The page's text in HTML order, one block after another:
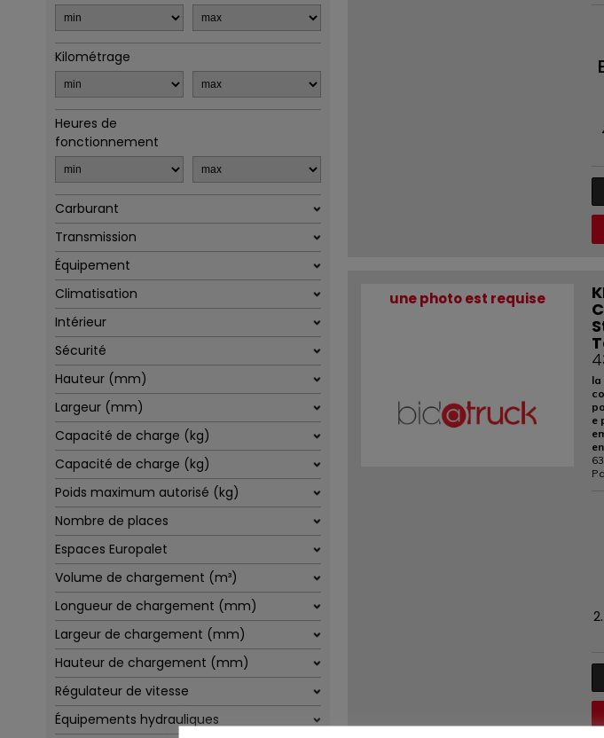
Kilométrage
Heures de
fonctionnement
Carburant
Transmission
Équipement
Climatisation
Intérieur
Sécurité
Hauteur (mm)
Largeur (mm)
Capacité de charge (kg)
Capacité de charge (kg)
Poids maximum autorisé (kg)
Nombre de places
Espaces Europalet
Volume de chargement (m³)
Longueur de chargement (mm)
Largeur de chargement (mm)
Hauteur de chargement (mm)
Régulateur de vitesse
Équipements hydrauliques
une photo est requise
la
e